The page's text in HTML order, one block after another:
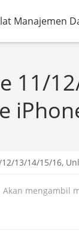
Manajemen
11/
13/14/15/16,
Akan mengambil